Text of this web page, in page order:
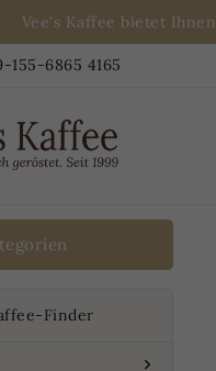
Vee's Kaffee bietet
155-6865 4165
Finder